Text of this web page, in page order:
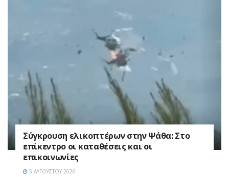
Σύγκρουση ελικοπτέρων στην Ψάθα: Στο
επίκεντρο οι καταθέσεις και οι
επικοινωνίες
5 ΑΥΓΟΎΣΤΟΥ 2026